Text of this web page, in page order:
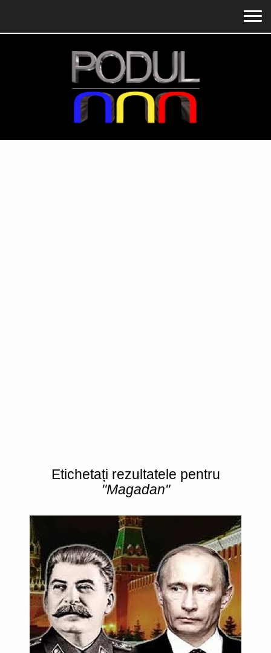
Etichetați rezultatele pentru
"Magadan"